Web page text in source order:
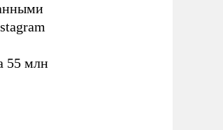
55 млн